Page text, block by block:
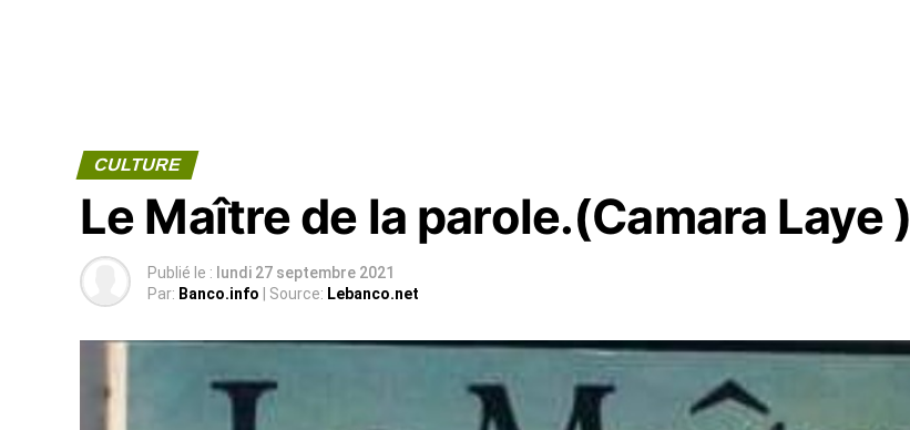
CULTURE
Le Maître de la parole.(Camara Laye )
Publié le : lundi 27 septembre 2021
Par: Banco.info | Source: Lebanco.net